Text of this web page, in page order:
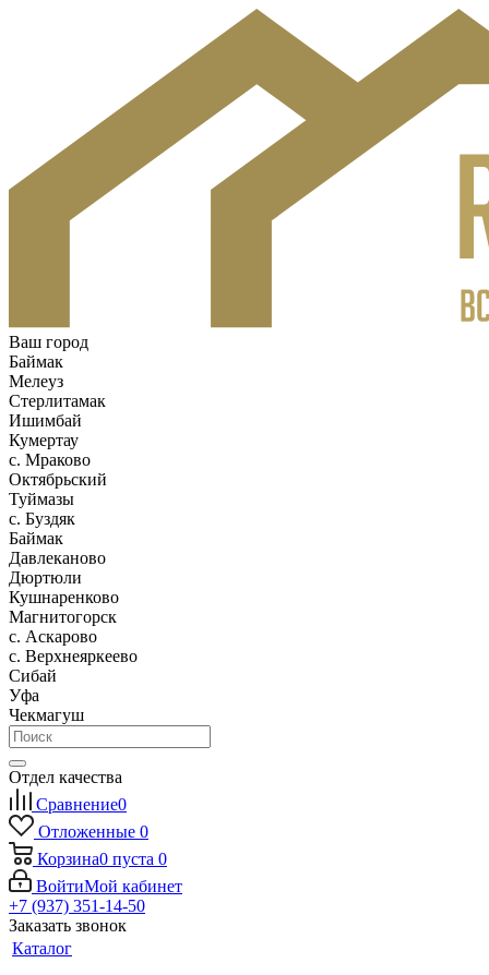
Ваш город
Баймак
Мелеуз
Стерлитамак
Ишимбай
Кумертау
c. Мраково
Октябрьский
Туймазы
c. Буздяк
Баймак
Давлеканово
Дюртюли
Кушнаренково
Магнитогорск
с. Аскарово
с. Верхнеяркеево
Сибай
Уфа
Чекмагуш
Отдел качества
Сравнение0
Отложенные 0
Корзина0 пуста 0
ВойтиМой кабинет
+7 (937) 351-14-50
Заказать звонок
Каталог